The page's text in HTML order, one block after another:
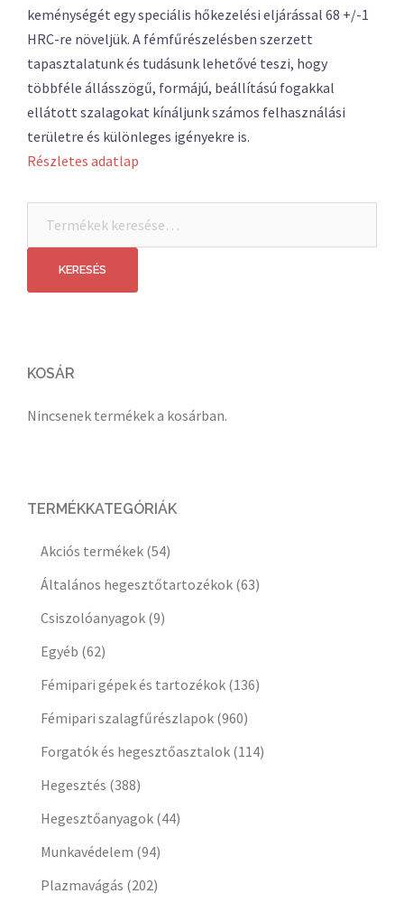
keménységét egy speciális hőkezelési eljárással 68 +/-1
HRC-re növeljük. A fémfűrészelésben szerzett
tapasztalatunk és tudásunk lehetővé teszi, hogy
többféle állásszögű, formájú, beállítású fogakkal
ellátott szalagokat kínáljunk számos felhasználási
területre és különleges igényekre is.
Részletes adatlap
következőre:
KERESÉS
KOSÁR
Nincsenek termékek a kosárban.
TERMÉKKATEGÓRIÁK
Akciós termékek (54)
Általános hegesztőtartozékok (63)
Csiszolóanyagok (9)
Egyéb (62)
Fémipari gépek és tartozékok (136)
Fémipari szalagfűrészlapok (960)
Forgatók és hegesztőasztalok (114)
Hegesztés (388)
Hegesztőanyagok (44)
Munkavédelem (94)
Plazmavágás (202)